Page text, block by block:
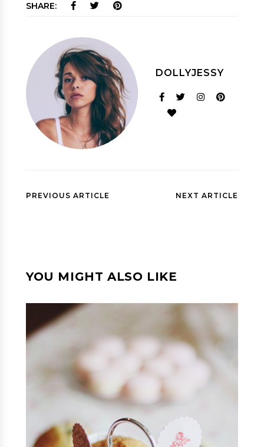
SHARE:
DOLLYJESSY
PREVIOUS ARTICLE NEXT ARTICLE
YOU MIGHT ALSO LIKE